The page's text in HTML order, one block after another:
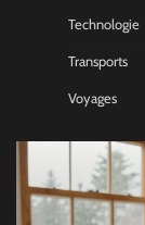
Technologie
Transports
Voyages